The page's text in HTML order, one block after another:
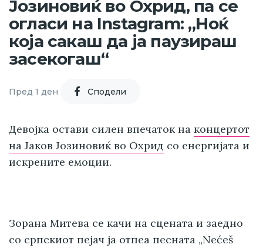
Јозиновиќ во Охрид, па се
огласи на Instagram: „Ноќ
која сакаш да ја паузираш
засекогаш“
Пред 1 ден Cподели
Девојка остави силен впечаток на концертот
на Јаков Јозиновиќ во Охрид со енергијата и
искрените емоции.
Зорана Митева се качи на сцената и заедно
со српскиот пејач ја отпеа песната „Nećeš